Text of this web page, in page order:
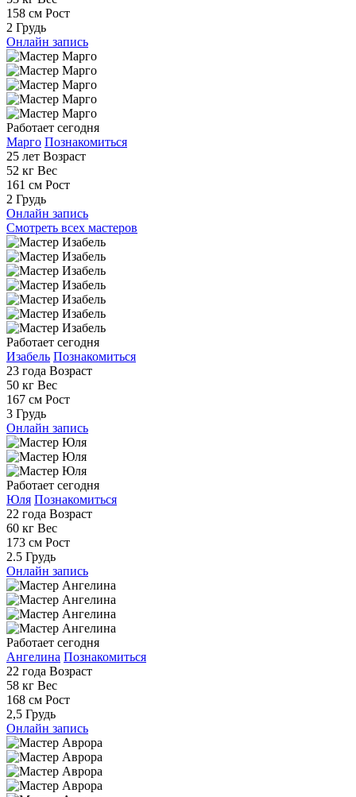
158 см Рост
2 Грудь
Онлайн запись
Работает сегодня
Марго Познакомиться
25 лет Возраст
52 кг Вес
161 см Рост
2 Грудь
Онлайн запись
Смотреть всех мастеров
Работает сегодня
Изабель Познакомиться
23 года Возраст
50 кг Вес
167 см Рост
3 Грудь
Онлайн запись
Работает сегодня
Юля Познакомиться
22 года Возраст
60 кг Вес
173 см Рост
2.5 Грудь
Онлайн запись
Работает сегодня
Ангелина Познакомиться
22 года Возраст
58 кг Вес
168 см Рост
2,5 Грудь
Онлайн запись